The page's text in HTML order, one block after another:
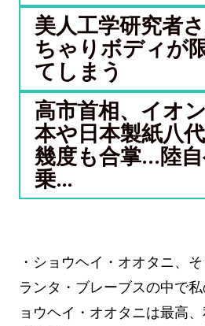
美人工学研究者
ちゃりボディが
てしまう
高市首相、イオ
本や日本製紙八
幾度も合掌…陸
乗...
・ショウヘイ・オオタニ、
ランタ・ブレーブスの中で
ョウヘイ・オオタニは最高